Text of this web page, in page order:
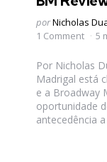
Postado
por
porNicholas
1 Comment
5
Por Nicholas
Madrigal está
e a Broadway
oportunidade
antecedência